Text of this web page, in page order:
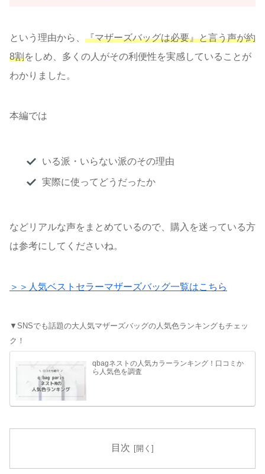
という理由から、 『マザーズバッグは必要』と言う声が約
8割をしめ、多くの人がその利便性を実感していることが
わかりました。
本編では
いる派・いらない派のその理由
実際に使ってどうだったか
などリアルな声をまとめているので、購入を迷っている方
は参考にしてくださいね。
＞＞人気ベストセラーマザーズバッグ一覧はこちら
▼SNSでも話題の大人気マザーズバッグの人気色ランキングもチェッ
ク！
qbagネストの人気カラーランキング！口コミか
ら人気色を調査
目次